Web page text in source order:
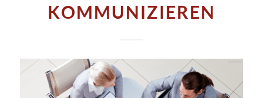
KOMMUNIZIEREN